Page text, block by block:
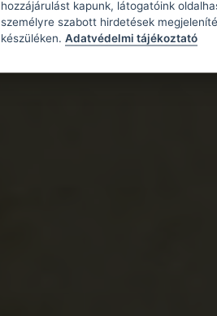
hozzájárulást kapunk, látogatóink
személyre szabott hirdetések
készüléken. Adatvédelmi tájékoztató